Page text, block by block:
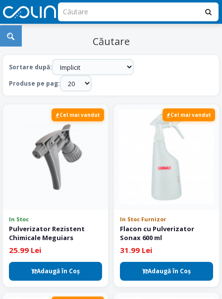
Căutare
Sortare după:
Produse pe pag:
Cel mai vandut
In Stoc
Pulverizator Rezistent
Chimicale Meguiars
25.99 Lei
Adaugă în Coş
Cel mai vandut
In Stoc Furnizor
Flacon cu Pulverizator
Sonax 600 ml
31.99 Lei
Adaugă în Coş